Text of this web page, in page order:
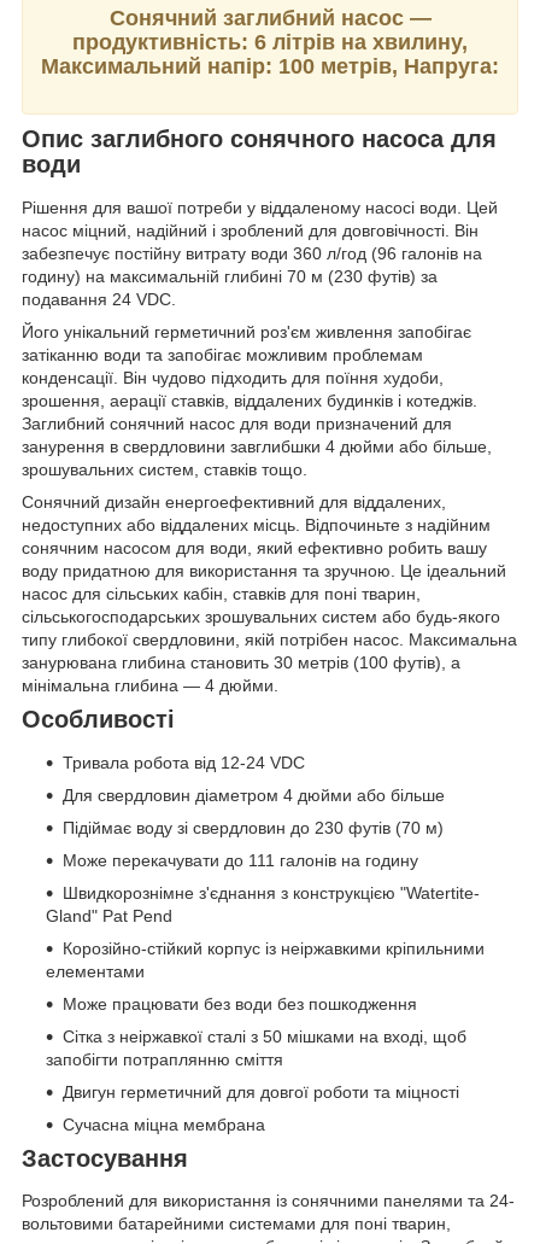
Сонячний заглибний насос —
продуктивність: 6 літрів на хвилину,
Максимальний напір: 100 метрів, Напруга:
Опис заглибного сонячного насоса для
води
Рішення для вашої потреби у віддаленому насосі води. Цей
насос міцний, надійний і зроблений для довговічності. Він
забезпечує постійну витрату води 360 л/год (96 галонів на
годину) на максимальній глибині 70 м (230 футів) за
подавання 24 VDC.
Його унікальний герметичний роз'єм живлення запобігає
затіканню води та запобігає можливим проблемам
конденсації. Він чудово підходить для поїння худоби,
зрошення, аерації ставків, віддалених будинків і котеджів.
Заглибний сонячний насос для води призначений для
занурення в свердловини завглибшки 4 дюйми або більше,
зрошувальних систем, ставків тощо.
Сонячний дизайн енергоефективний для віддалених,
недоступних або віддалених місць. Відпочиньте з надійним
сонячним насосом для води, який ефективно робить вашу
воду придатною для використання та зручною. Це ідеальний
насос для сільських кабін, ставків для поні тварин,
сільськогосподарських зрошувальних систем або будь-якого
типу глибокої свердловини, якій потрібен насос. Максимальна
занурювана глибина становить 30 метрів (100 футів), а
мінімальна глибина — 4 дюйми.
Особливості
Тривала робота від 12-24 VDC
Для свердловин діаметром 4 дюйми або більше
Підіймає воду зі свердловин до 230 футів (70 м)
Може перекачувати до 111 галонів на годину
Швидкорознімне з'єднання з конструкцією "Watertite-
Gland" Pat Pend
Корозійно-стійкий корпус із неіржавкими кріпильними
елементами
Може працювати без води без пошкодження
Сітка з неіржавкої сталі з 50 мішками на вході, щоб
запобігти потраплянню сміття
Двигун герметичний для довгої роботи та міцності
Сучасна міцна мембрана
Застосування
Розроблений для використання із сонячними панелями та 24-
вольтовими батарейними системами для поні тварин,